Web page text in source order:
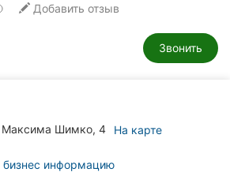
Добавить отзыв
Звонить
Максима Шимко, 4 На карте
бизнес информацию